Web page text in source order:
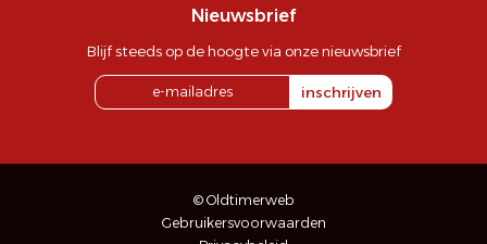
Nieuwsbrief
Blijf steeds op de hoogte via onze nieuwsbrief
inschrijven
© Oldtimerweb
Gebruikersvoorwaarden